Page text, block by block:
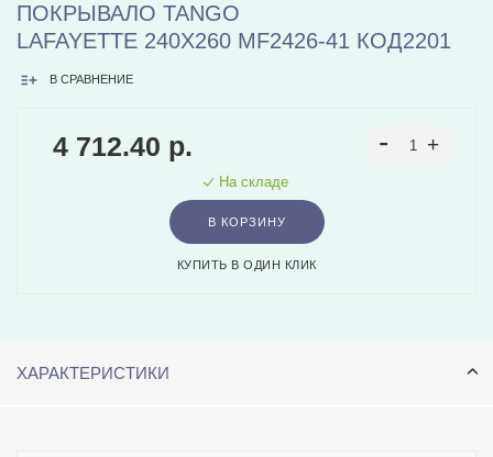
ПОКРЫВАЛО TANGO
LAFAYETTE 240X260 MF2426-41 КОД2201
В СРАВНЕНИЕ
4 712.40 р.
На складе
В КОРЗИНУ
КУПИТЬ В ОДИН КЛИК
ХАРАКТЕРИСТИКИ